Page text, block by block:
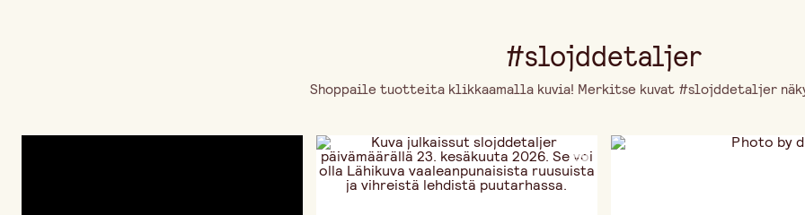
#slojddetaljer
Shoppaile tuotteita klikkaamalla kuvia! Merkitse kuvat #slojddetaljer